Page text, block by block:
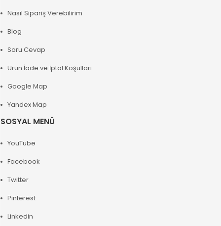
Nasıl Sipariş Verebilirim
Blog
Soru Cevap
Ürün İade ve İptal Koşulları
Google Map
Yandex Map
SOSYAL MENÜ
YouTube
Facebook
Twitter
Pinterest
Linkedin